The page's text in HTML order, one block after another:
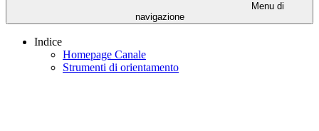
Menu di
navigazione
Indice
Homepage Canale
Strumenti di orientamento